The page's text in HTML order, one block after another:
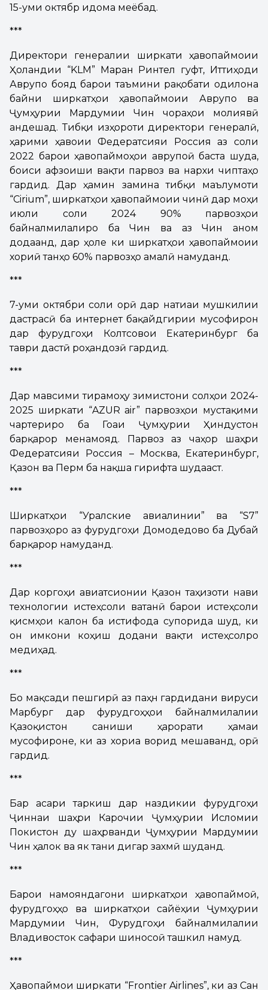
15-уми октябр идома меёбад.
***
Директори генералии ширкати ҳавопаймоии
Ҳоландии “KLM” Марҷан Ринтел гуфт, Иттиҳоди
Аврупо бояд барои таъмини рақобати одилона
байни ширкатҳои ҳавопаймоии Аврупо ва
Ҷумҳурии Мардумии Чин чораҳои молиявӣ
андешад. Тибқи изҳороти директори генералӣ,
ҳарими ҳавоии Федератсияи Россия аз соли
2022 барои ҳавопаймоҳои аврупоӣ баста шуда,
боиси афзоиши вақти парвоз ва нархи чиптаҳо
гардид. Дар ҳамин замина тибқи маълумоти
“Cirium”, ширкатҳои ҳавопаймоии чинӣ дар моҳи
июли соли 2024 90% парвозҳои
байналмилалиро ба Чин ва аз Чин анҷом
додаанд, дар ҳоле ки ширкатҳои ҳавопаймоии
хориҷӣ танҳо 60% парвозҳо амалӣ намуданд.
***
7-уми октябри соли ҷорӣ дар натиҷаи мушкилии
дастрасӣ ба интернет бақайдгирии мусофирон
дар фурудгоҳи Колтсовои Екатеринбург ба
таври дастӣ роҳандозӣ гардид.
***
Дар мавсими тирамоҳу зимистони солҳои 2024-
2025 ширкати “AZUR air” парвозҳои мустақими
чартериро ба Гоаи Ҷумҳурии Ҳиндустон
барқарор менамояд. Парвоз аз чаҳор шаҳри
Федератсияи Россия – Москва, Екатеринбург,
Қазон ва Перм ба нақша гирифта шудааст.
***
Ширкатҳои “Уралские авиалинии” ва “S7”
парвозҳоро аз фурудгоҳи Домодедово ба Дубай
барқарор намуданд.
***
Дар коргоҳи авиатсионии Қазон таҷҳизоти нави
технологии истеҳсоли ватанӣ барои истеҳсоли
қисмҳои калон ба истифода супорида шуд, ки
он имкони коҳиш додани вақти истеҳсолро
медиҳад.
***
Бо мақсади пешгирӣ аз паҳн гардидани вируси
Марбург дар фурудгоҳҳои байналмилалии
Қазоқистон санҷиши ҳарорати ҳамаи
мусофироне, ки аз хориҷа ворид мешаванд, ҷорӣ
гардид.
***
Бар асари таркиш дар наздикии фурудгоҳи
Ҷиннаи шаҳри Карочии Ҷумҳурии Исломии
Покистон ду шаҳрванди Ҷумҳурии Мардумии
Чин ҳалок ва як тани дигар захмӣ шуданд.
***
Барои намояндагони ширкатҳои ҳавопаймоӣ,
фурудгоҳҳо ва ширкатҳои сайёҳии Ҷумҳурии
Мардумии Чин, Фурудгоҳи байналмилалии
Владивосток сафари шиносоӣ ташкил намуд.
***
Ҳавопаймои ширкати “Frontier Airlines”, ки аз Сан